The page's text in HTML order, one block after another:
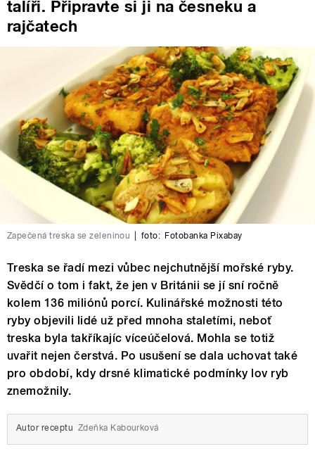
talíři. Připravte si ji na česneku a
rajčatech
Zapečená treska se zeleninou foto: Fotobanka Pixabay
Treska se řadí mezi vůbec nejchutnější mořské ryby.
Svědčí o tom i fakt, že jen v Británii se jí sní ročně
kolem 136 miliónů porcí. Kulinářské možnosti této
ryby objevili lidé už před mnoha staletími, neboť
treska byla takříkajíc víceúčelová. Mohla se totiž
uvařit nejen čerstvá. Po usušení se dala uchovat také
pro období, kdy drsné klimatické podmínky lov ryb
znemožnily.
Autor receptu Zdeňka Kabourková